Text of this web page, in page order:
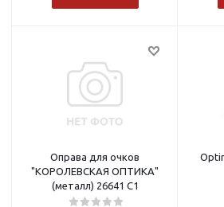
Оправа для очков
"КОРОЛЕВСКАЯ ОПТИКА"
(металл) 26641 С1